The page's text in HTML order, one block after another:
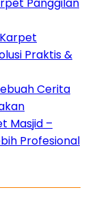
Praktis &
Cerita
Masjid –
Profesional